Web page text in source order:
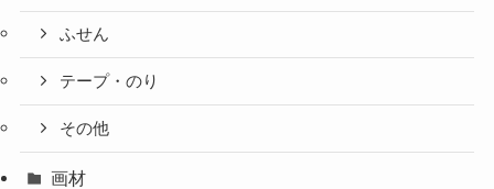
ふせん
テープ・のり
その他
画材